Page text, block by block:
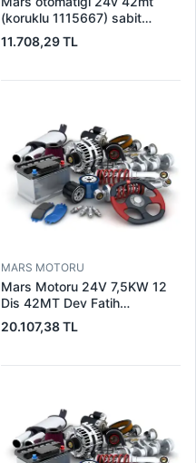
(koruklu 1115667) sabit
pistonlu 3604650rx 7t0258
7x1955
11.708,29 TL
MARS MOTORU
Mars Motoru 24V 7,5KW 12
Dis 42MT Dev Fatih
Cat,140H, 963B Cummins
L10,Qsc John Deere
LES0313 | OEM 0R2186
20.107,38 TL